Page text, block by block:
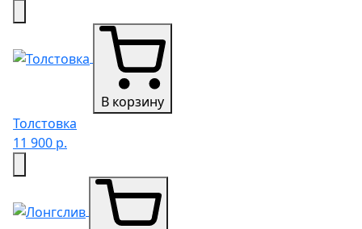
В корзину
Толстовка
11 900 р.